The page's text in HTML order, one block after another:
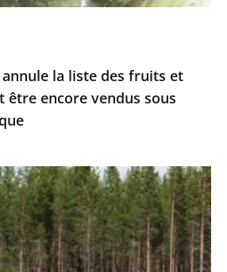
annule la liste des fruits et
être encore vendus sous